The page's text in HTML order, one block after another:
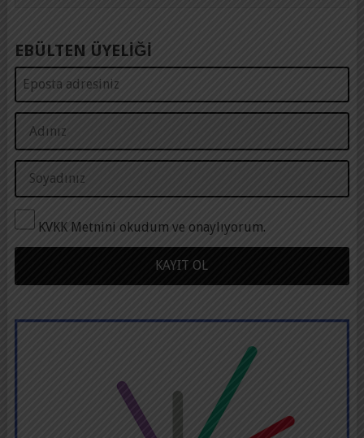
EBÜLTEN ÜYELİĞİ
KVKK Metnini okudum ve onaylıyorum.